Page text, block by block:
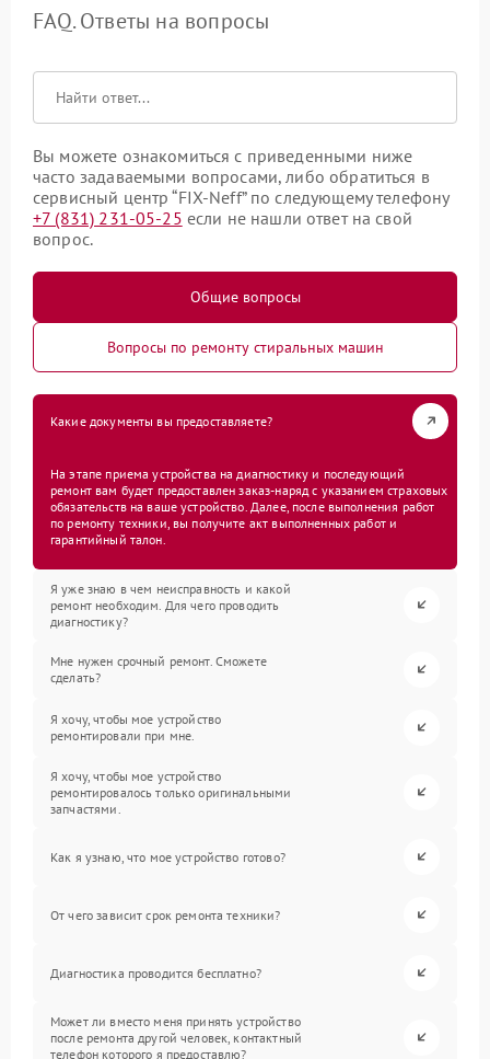
FAQ. Ответы на вопросы
Вы можете ознакомиться с приведенными ниже
часто задаваемыми вопросами, либо обратиться в
сервисный центр “FIX-Neff” по следующему телефону
+7 (831) 231-05-25 если не нашли ответ на свой
вопрос.
Общие вопросы
Вопросы по ремонту стиральных машин
Какие документы вы предоставляете?
На этапе приема устройства на диагностику и последующий
ремонт вам будет предоставлен заказ-наряд с указанием страховых
обязательств на ваше устройство. Далее, после выполнения работ
по ремонту техники, вы получите акт выполненных работ и
гарантийный талон.
Я уже знаю в чем неисправность и какой
ремонт необходим. Для чего проводить
диагностику?
Мне нужен срочный ремонт. Сможете
сделать?
Я хочу, чтобы мое устройство
ремонтировали при мне.
Я хочу, чтобы мое устройство
ремонтировалось только оригинальными
запчастями.
Как я узнаю, что мое устройство готово?
От чего зависит срок ремонта техники?
Диагностика проводится бесплатно?
Может ли вместо меня принять устройство
после ремонта другой человек, контактный
телефон которого я предоставлю?